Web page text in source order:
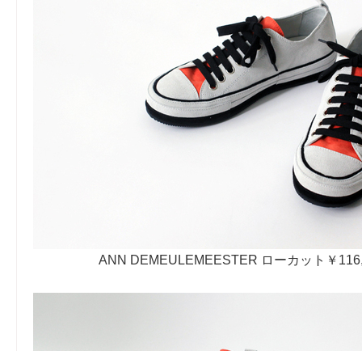
ANN DEMEULEMEESTER ローカット￥